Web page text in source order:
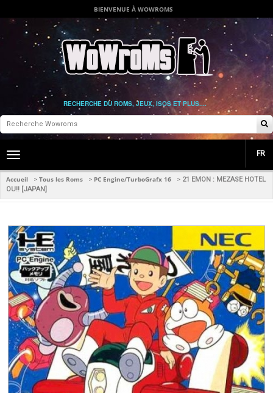
BIENVENUE À WOWROMS
RECHERCHE DU ROMS, JEUX, ISOS ET PLUS....
Toggle
navigation
FR
Accueil > Tous les Roms > PC Engine/TurboGrafx 16 > 21 EMON : MEZASE HOTEL
OU!! [JAPAN]